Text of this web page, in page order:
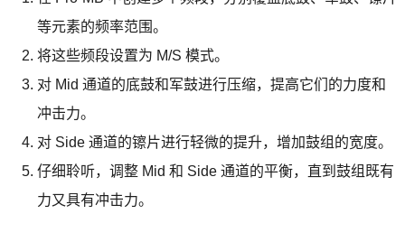
等元素的频率范围。
将这些频段设置为 M/S 模式。
对 Mid 通道的底鼓和军鼓进行压缩，提高它们的力度和
冲击力。
对 Side 通道的镲片进行轻微的提升，增加鼓组的宽度。
仔细聆听，调整 Mid 和 Side 通道的平衡，直到鼓组既有
力又具有冲击力。